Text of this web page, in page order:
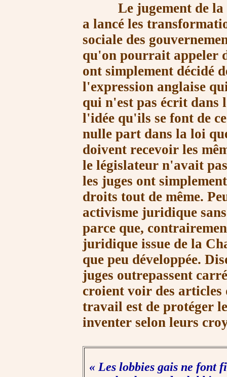
Le jugement de la
a lancé les
sociale des
qu'on pourrait appeler
ont simplement décidé
l'expression anglaise
qui n'est pas écrit dans
l'idée qu'ils se font de
nulle part dans la loi
doivent recevoir les
le législateur n'avait
les juges ont
droits tout de même.
activisme juridique
parce que,
juridique issue de la
que peu développée.
juges outrepassent
croient voir des
travail est de protéger
inventer selon leurs
« Les lobbies gais ne font